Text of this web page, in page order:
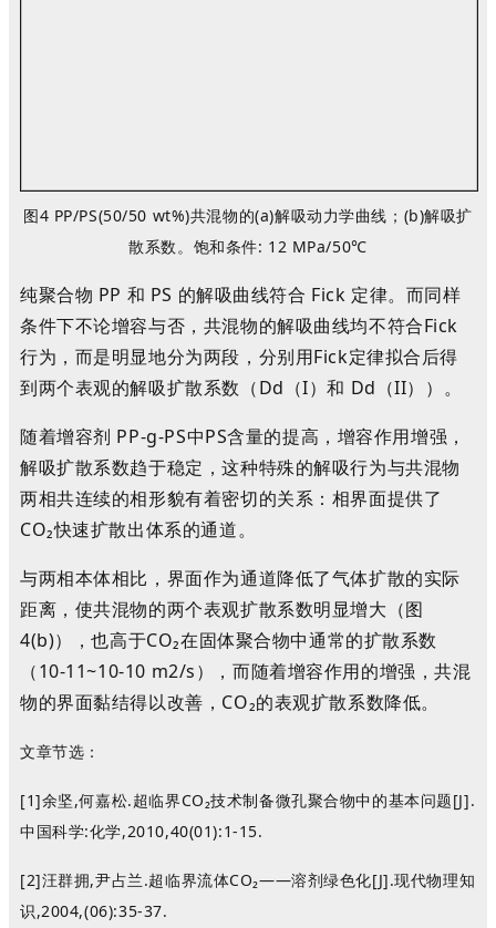
图4 PP/PS(50/50 wt%)共混物的(a)解吸动力学曲线 ； (b)解吸扩
散系数。饱和条件: 12 MPa/50℃
纯聚合物 PP 和 PS 的解吸曲线符合 Fick 定律。而同样
条件下不论增容与否，共混物的解吸曲线均不符合Fick
行为，而是明显地分为两段，分别用Fick定律拟合后得
到两个表观的解吸扩散系数（Dd（I）和 Dd（II） ）。
随着增容剂 PP-g-PS中PS含量的提高，增容作用增强，
解吸扩散系数趋于稳定，这种特殊的解吸行为与共混物
两相共连续的相形貌有着密切的关系 ： 相界面提供了
CO₂快速扩散出体系的通道。
与两相本体相比，界面作为通道降低了气体扩散的实际
距离，使共混物的两个表观扩散系数明显增大（图
4(b)），也高于CO₂在固体聚合物中通常的扩散系数
（10-11~10-10 m2/s） ， 而随着增容作用的增强，共混
物的界面黏结得以改善，CO₂的表观扩散系数降低。
文章节选：
[1]余坚,何嘉松.超临界CO₂技术制备微孔聚合物中的基本问题[J].
中国科学:化学,2010,40(01):1-15.
[2]汪群拥,尹占兰.超临界流体CO₂——溶剂绿色化[J].现代物理知
识,2004,(06):35-37.